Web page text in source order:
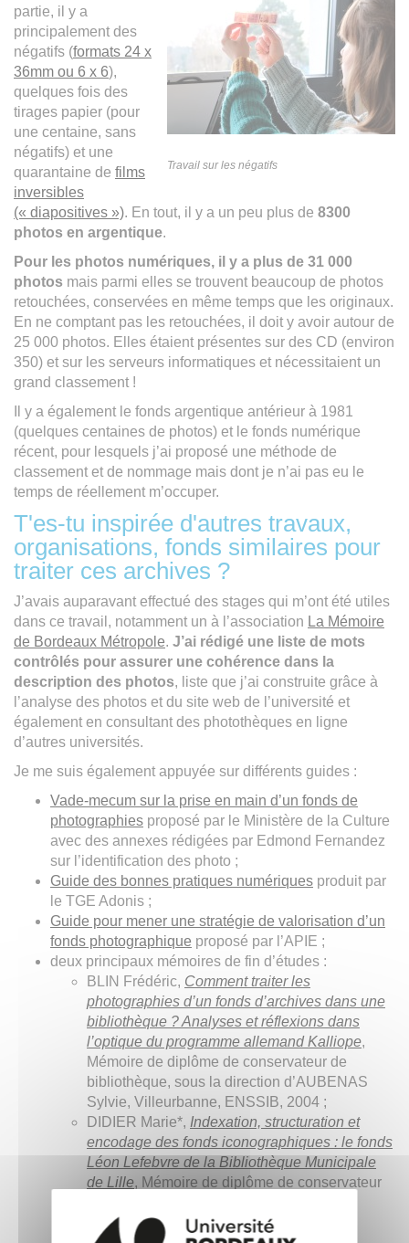
Travail sur les négatifs
partie, il y a
principalement des
négatifs (formats 24 x
36mm ou 6 x 6),
quelques fois des
tirages papier (pour
une centaine, sans
négatifs) et une
quarantaine de films
inversibles
(« diapositives »). En tout, il y a un peu plus de 8300
photos en argentique.
Pour les photos numériques, il y a plus de 31 000
photos mais parmi elles se trouvent beaucoup de photos
retouchées, conservées en même temps que les originaux.
En ne comptant pas les retouchées, il doit y avoir autour de
25 000 photos. Elles étaient présentes sur des CD (environ
350) et sur les serveurs informatiques et nécessitaient un
grand classement !
Il y a également le fonds argentique antérieur à 1981
(quelques centaines de photos) et le fonds numérique
récent, pour lesquels j’ai proposé une méthode de
classement et de nommage mais dont je n’ai pas eu le
temps de réellement m’occuper.
T'es-tu inspirée d'autres travaux,
organisations, fonds similaires pour
traiter ces archives ?
J’avais auparavant effectué des stages qui m’ont été utiles
dans ce travail, notamment un à l’association La Mémoire
de Bordeaux Métropole. J’ai rédigé une liste de mots
contrôlés pour assurer une cohérence dans la
description des photos, liste que j’ai construite grâce à
l’analyse des photos et du site web de l’université et
également en consultant des photothèques en ligne
d’autres universités.
Je me suis également appuyée sur différents guides :
Vade-mecum sur la prise en main d’un fonds de
photographies proposé par le Ministère de la Culture
avec des annexes rédigées par Edmond Fernandez
sur l’identification des photo ;
Guide des bonnes pratiques numériques produit par
le TGE Adonis ;
Guide pour mener une stratégie de valorisation d’un
fonds photographique proposé par l’APIE ;
deux principaux mémoires de fin d’études :
BLIN Frédéric, Comment traiter les
photographies d’un fonds d’archives dans une
bibliothèque ? Analyses et réflexions dans
l’optique du programme allemand Kalliope,
Mémoire de diplôme de conservateur de
bibliothèque, sous la direction d’AUBENAS
Sylvie, Villeurbanne, ENSSIB, 2004 ;
DIDIER Marie*, Indexation, structuration et
encodage des fonds iconographiques : le fonds
Léon Lefebvre de la Bibliothèque Municipale
de Lille, Mémoire de diplôme de conservateur
DUCHEMIN Pierre-Yves, Villeurbanne,